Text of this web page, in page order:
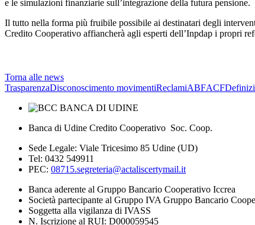
e le simulazioni finanziarie sull’integrazione della futura pensione.
Il tutto nella forma più fruibile possibile ai destinatari degli
Credito Cooperativo affiancherà agli esperti dell’Inpdap i propri
Torna alle news
TrasparenzaDisconoscimento movimentiReclamiABFACF
Banca di Udine Credito Cooperativo Soc. Coop.
Sede Legale: Viale Tricesimo 85 Udine (UD)
Tel: 0432 549911
PEC: 08715.segreteria@actaliscertymail.it
Banca aderente al Gruppo Bancario Cooperativo Iccrea
Società partecipante al Gruppo IVA Gruppo Bancario
Soggetta alla vigilanza di IVASS
N. Iscrizione al RUI: D000059545